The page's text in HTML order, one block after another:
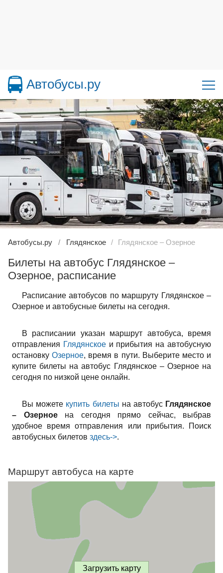
Автобусы.ру
Автобусы.ру Глядянское Глядянское – Озерное
Билеты на автобус Глядянское –
Озерное, расписание
Расписание автобусов по маршруту Глядянское –
Озерное и автобусные билеты на сегодня.
В расписании указан маршрут автобуса, время
отправления Глядянскоеи прибытия на автобусную
остановкуОзерное, время в пути. Выберите место и
купите билеты на автобус Глядянское – Озерное на
сегодня по низкой цене онлайн.
Вы можете купить билеты на автобус Глядянское
– Озерноена сегодня прямо сейчас, выбрав
удобное время отправления или прибытия. Поиск
автобусных билетов здесь->.
Маршрут автобуса на карте
Загрузить карту